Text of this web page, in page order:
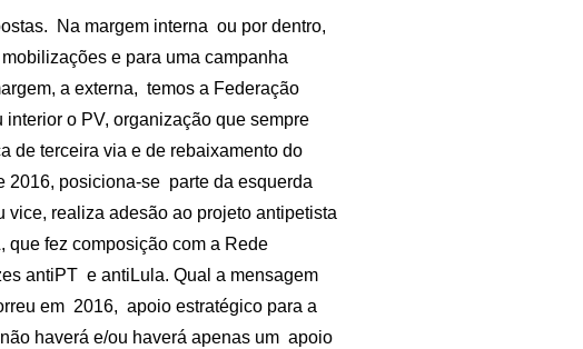
Na margem interna ou por dentro,
e para uma campanha
a externa, temos a Federação
o PV, organização que sempre
de terceira via e de rebaixamento do
2016, posiciona-se parte da esquerda
realiza adesão ao projeto antipetista
que fez composição com a Rede
antiPT e antiLula. Qual a mensagem
em 2016, apoio estratégico para a
haverá e/ou haverá apenas um apoio